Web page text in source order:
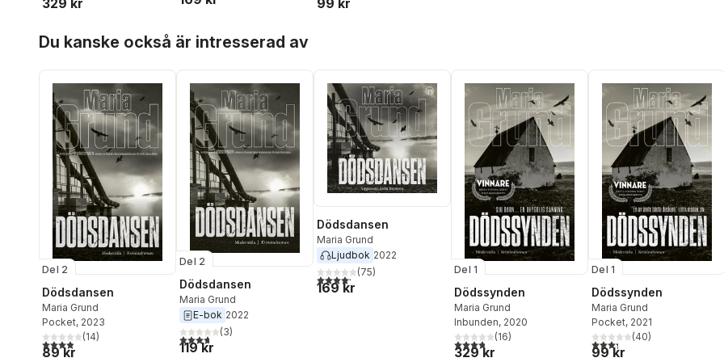
329 kr 99 kr
Du kanske också är intresserad av
Del 2
Dödsdansen
Maria Grund
Pocket, 2023
3,9utav 5 stjärnor. Totalt antal röster:
(14)
89 kr
Del 2
Dödsdansen
Maria Grund
E-bok 2022
3,7utav 5 stjärnor. Totalt antal röster:
(3)
119 kr
Dödsdansen
Maria Grund
Ljudbok 2022
4,2utav 5 stjärnor. Totalt antal röster:
(75)
169 kr
Del 1
Dödssynden
Maria Grund
Inbunden, 2020
3,8utav 5 stjärnor. Totalt antal röster:
(16)
329 kr
Del 1
Dödssynden
Maria Grund
Pocket, 2021
3,3utav 5 stjärnor. Totalt
(40)
99 kr